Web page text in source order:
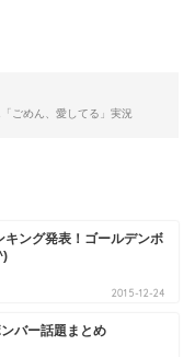
ごめん、愛してる」実況
キング発表！ゴールデンボ
2015-12-24
バー話題まとめ